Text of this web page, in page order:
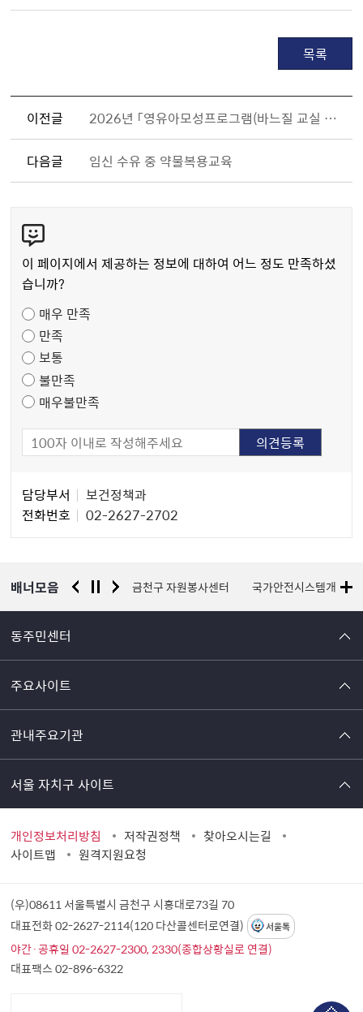
목록
이전글 2026년 「영유아모성프로그램(바느질 교실 3기)」 참여자 모집
다음글 임신 수유 중 약물복용교육
텐
츠
만
도
조
사
이 페이지에서 제공하는 정보에 대하여 어느 정도 만족하셨
습니까?
매우 만족
만족
보통
불만족
매우불만족
자
담당부서
보건정책과
전화번호
02-2627-2702
배너모음
서울시 평생학습포털 금천구 자원봉사센터 국가안전시스템개편
동주민센터
주요사이트
관내주요기관
서울 자치구 사이트
개인정보처리방침 저작권정책
찾아오시는길
사이트맵
원격지원요청
(우)08611 서울특별시 금천구 시흥대로73길 70
대표전화 02-2627-2114(120 다산콜센터로연결)
서울톡
야간·공휴일 02-2627-2300, 2330(종합상황실로 연결)
대표팩스 02-896-6322